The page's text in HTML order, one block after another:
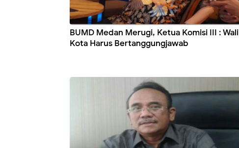
BUMD Medan Merugi, Ketua Komisi III : Wali
Kota Harus Bertanggungjawab